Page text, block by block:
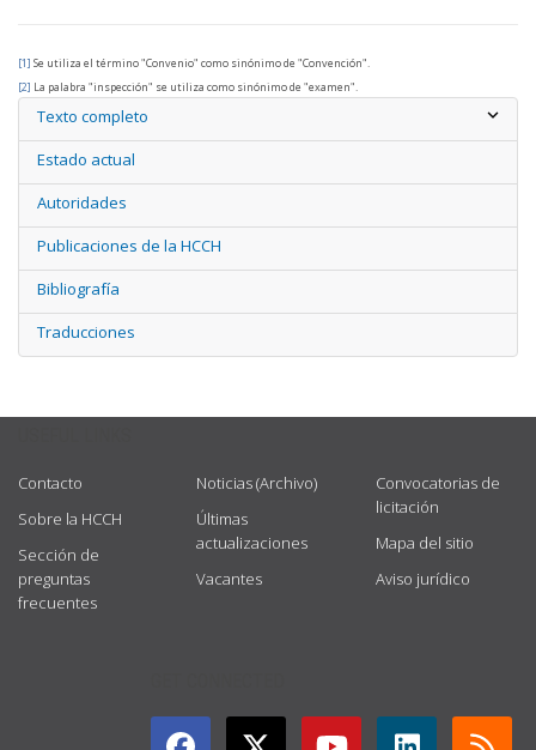
[1] Se utiliza el término "Convenio" como sinónimo de "Convención".
[2] La palabra "inspección" se utiliza como sinónimo de "examen".
Texto completo
Estado actual
Autoridades
Publicaciones de la HCCH
Bibliografía
Traducciones
Contacto
Sobre la HCCH
Sección de
preguntas
frecuentes
Noticias (Archivo)
Últimas
actualizaciones
Vacantes
Convocatorias de
licitación
Mapa del sitio
Aviso jurídico